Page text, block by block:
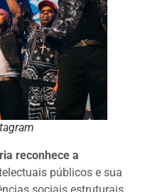
reconhece a
públicos e sua
sociais estruturais